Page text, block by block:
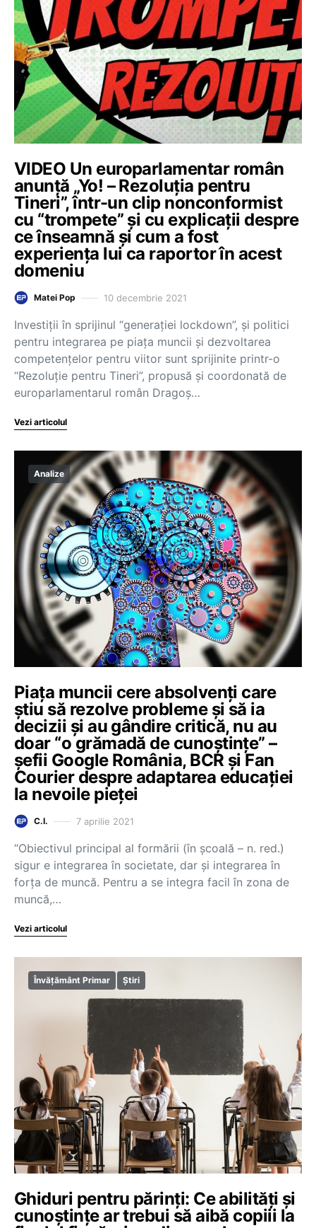
VIDEO Un europarlamentar român
anunță „Yo! – Rezoluția pentru
Tineri”, într-un clip nonconformist
cu “trompete” și cu explicații despre
ce înseamnă și cum a fost
experiența lui ca raportor în acest
domeniu
Matei Pop 10 decembrie 2021
Investiții în sprijinul “generației lockdown”, și politici
pentru integrarea pe piața muncii și dezvoltarea
competențelor pentru viitor sunt sprijinite printr-o
“Rezoluție pentru Tineri”, propusă și coordonată de
europarlamentarul român Dragoș…
Vezi articolul
Analize
Piața muncii cere absolvenți care
știu să rezolve probleme și să ia
decizii și au gândire critică, nu au
doar “o grămadă de cunoștințe” –
șefii Google România, BCR și Fan
Courier despre adaptarea educației
la nevoile pieței
C.I. 7 aprilie 2021
“Obiectivul principal al formării (în școală – n. red.)
sigur e integrarea în societate, dar și integrarea în
forța de muncă. Pentru a se integra facil în zona de
muncă,…
Vezi articolul
Învățământ Primar Știri
Ghiduri pentru părinți: Ce abilități și
cunoștințe ar trebui să aibă copiii la